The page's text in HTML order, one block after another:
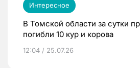
Интересное
В Томской области за сутки
погибли 10 кур и корова
12:04 / 25.07.26